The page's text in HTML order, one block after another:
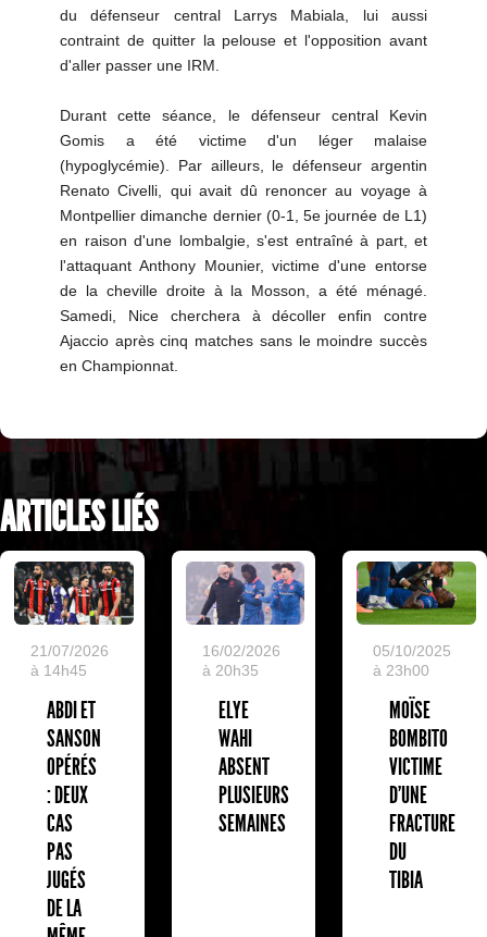
du défenseur central Larrys Mabiala, lui aussi
contraint de quitter la pelouse et l'opposition avant
d'aller passer une IRM.
Durant cette séance, le défenseur central Kevin
Gomis a été victime d'un léger malaise
(hypoglycémie). Par ailleurs, le défenseur argentin
Renato Civelli, qui avait dû renoncer au voyage à
Montpellier dimanche dernier (0-1, 5e journée de L1)
en raison d'une lombalgie, s'est entraîné à part, et
l'attaquant Anthony Mounier, victime d'une entorse
de la cheville droite à la Mosson, a été ménagé.
Samedi, Nice cherchera à décoller enfin contre
Ajaccio après cinq matches sans le moindre succès
en Championnat.
ARTICLES LIÉS
21/07/2026
à 14h45
ABDI ET
SANSON
OPÉRÉS
: DEUX
CAS
PAS
JUGÉS
DE LA
16/02/2026
à 20h35
ELYE
WAHI
ABSENT
PLUSIEURS
SEMAINES
05/10/2025
à 23h00
MOÏSE
BOMBITO
VICTIME
D'UNE
FRACTURE
DU
TIBIA